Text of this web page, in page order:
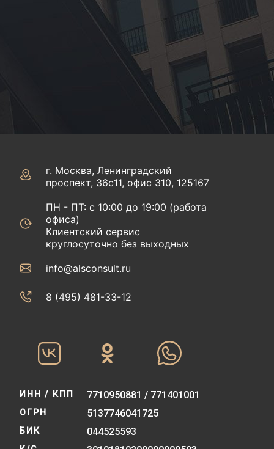
г. Москва, Ленинградский
проспект, 36с11, офис 310, 125167
ПН - ПТ: с 10:00 до 19:00 (работа
офиса)
Клиентский сервис
круглосуточно без выходных
info@alsconsult.ru
8 (495) 481-33-12‬‬
ИНН / КПП 7710950881 / 771401001
ОГРН 5137746041725
БИК 044525593